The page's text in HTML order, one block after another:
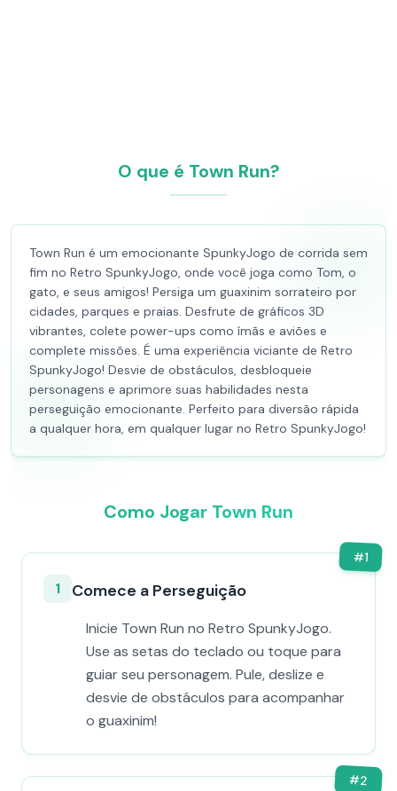
O que é Town Run?
Town Run é um emocionante SpunkyJogo de corrida sem
fim no Retro SpunkyJogo, onde você joga como Tom, o
gato, e seus amigos! Persiga um guaxinim sorrateiro por
cidades, parques e praias. Desfrute de gráficos 3D
vibrantes, colete power-ups como ímãs e aviões e
complete missões. É uma experiência viciante de Retro
SpunkyJogo! Desvie de obstáculos, desbloqueie
personagens e aprimore suas habilidades nesta
perseguição emocionante. Perfeito para diversão rápida
a qualquer hora, em qualquer lugar no Retro SpunkyJogo!
Como Jogar Town Run
#1
1 Comece a Perseguição
Inicie Town Run no Retro SpunkyJogo.
Use as setas do teclado ou toque para
guiar seu personagem. Pule, deslize e
desvie de obstáculos para acompanhar
o guaxinim!
#2